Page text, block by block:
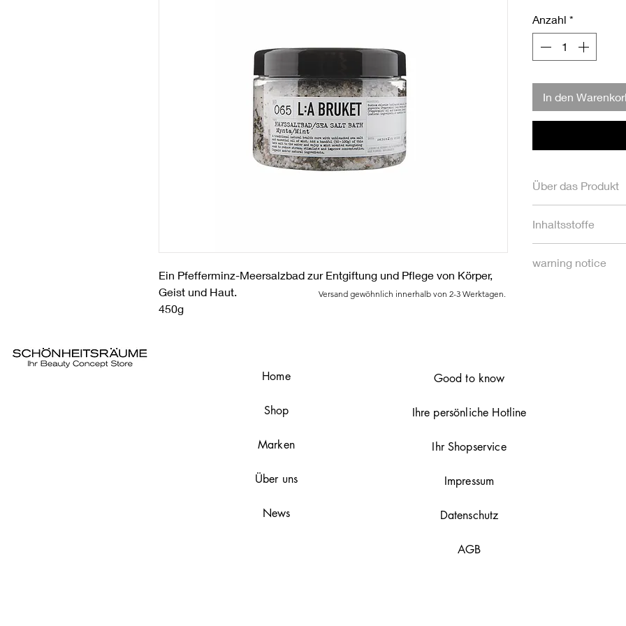
Ein Pfefferminz-Meersalzbad zur Entgiftung und Pflege von Körper,
Geist und Haut.
450g
Kilogramm
Anzahl *
In den
Über das Produkt
von Körper, Geist
löst im Körper
und wirkt lindernd
Moment der Ruhe,
Inhaltsstoffe
Mentha piperita
warning notice
Email:
Versand gewöhnlich innerhalb von 2-3 Werktagen.
Home
Shop
Marken
Über uns
News
Good to know
Ihre persönliche Hotline
Ihr Shopservice
Impressum
Datenschutz
AGB